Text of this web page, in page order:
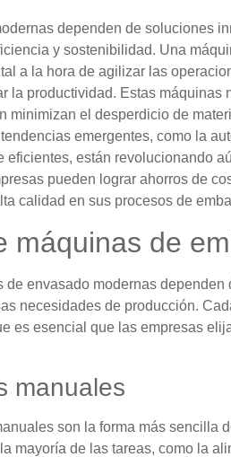
dependen de soluciones
y sostenibilidad. Una
a la hora de agilizar las
la productividad. Estas máquinas
minimizan el desperdicio de
emergentes, como la
eficientes, están revolucionando
pueden lograr ahorros de
calidad en sus procesos de
máquinas de
de envasado modernas
necesidades de producción.
es esencial que las empresas
manuales
son la forma más sencilla
mayoría de las tareas, como la